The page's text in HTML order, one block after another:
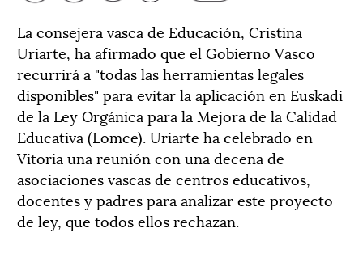
La consejera vasca de Educación, Cristina
Uriarte, ha afirmado que el Gobierno Vasco
recurrirá a "todas las herramientas legales
disponibles" para evitar la aplicación en Euskadi
de la Ley Orgánica para la Mejora de la Calidad
Educativa (Lomce). Uriarte ha celebrado en
Vitoria una reunión con una decena de
asociaciones vascas de centros educativos,
docentes y padres para analizar este proyecto
de ley, que todos ellos rechazan.